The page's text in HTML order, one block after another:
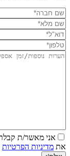
אני מאשר/ת קבלת
את מדיניות הפרטיות